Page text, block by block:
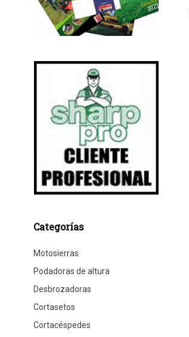
Categorías
Motosierras
Podadoras de altura
Desbrozadoras
Cortasetos
Cortacéspedes